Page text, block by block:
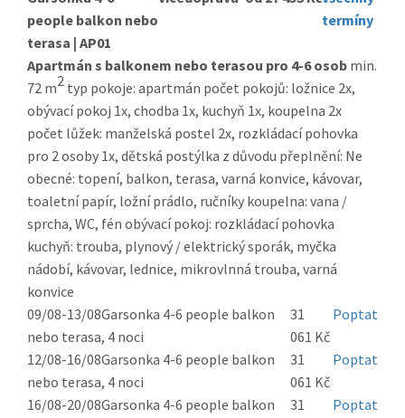
people balkon nebo
terasa | AP01
termíny
Apartmán s balkonem nebo terasou pro 4-6 osob min.
72 m2 typ pokoje: apartmán počet pokojů: ložnice 2x,
obývací pokoj 1x, chodba 1x, kuchyň 1x, koupelna 2x
počet lůžek: manželská postel 2x, rozkládací pohovka
pro 2 osoby 1x, dětská postýlka z důvodu přeplnění: Ne
obecné: topení, balkon, terasa, varná konvice, kávovar,
toaletní papír, ložní prádlo, ručníky koupelna: vana /
sprcha, WC, fén obývací pokoj: rozkládací pohovka
kuchyň: trouba, plynový / elektrický sporák, myčka
nádobí, kávovar, lednice, mikrovlnná trouba, varná
konvice
09/08-13/08Garsonka 4-6 people balkon
nebo terasa, 4 noci
31
061 Kč
Poptat
12/08-16/08Garsonka 4-6 people balkon
nebo terasa, 4 noci
31
061 Kč
Poptat
16/08-20/08Garsonka 4-6 people balkon
31
Poptat